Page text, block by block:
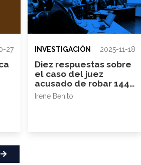
27 INVESTIGACIÓN 2025-11-18
Diez respuestas sobre
el caso del juez
acusado de robar 144
monedas de oro
Irene Benito